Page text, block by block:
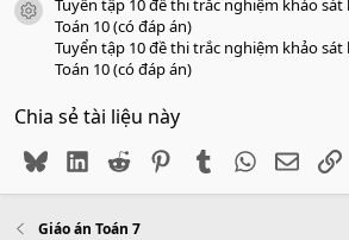
icon tài liệu
Tuyển tập 10 đề thi trắc nghiệm khảo
Toán 10 (có đáp án)
Tuyển tập 10 đề thi trắc nghiệm khảo
Toán 10 (có đáp án)
Chia sẻ tài liệu này
BlueskyLinkedIn
Reddit PinterestTumblr WhatsApp
Email
Giáo án Toán 7